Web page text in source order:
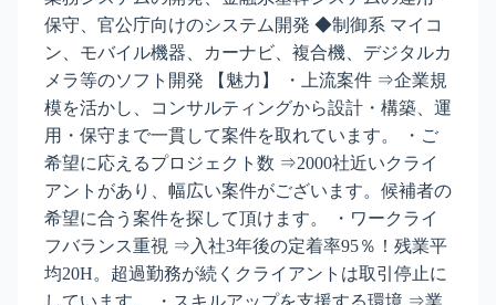
保守、官公庁向けのシステム開発 ◆制御系 マイコ
ン、モバイル機器、カーナビ、複合機、デジタルカ
メラ等のソフト開発 【魅力】 ・上流案件 ⇒企業規
模を活かし、コンサルティングから設計・構築、運
用・保守まで一貫して案件を取れています。 ・ご
希望に応えるプロジェクト数 ⇒2000社近いクライ
アントがあり、幅広い案件がございます。候補者の
希望に合う案件を探して頂けます。 ・ワークライ
フバランス重視 ⇒入社3年後の定着率95％！残業平
均20H。超過勤務が続くクライアントは取引停止に
しています。 ・スキルアップを支援する環境 ⇒業